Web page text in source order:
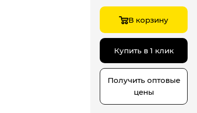
В корзину
Купить в 1 клик
Получить оптовые
цены